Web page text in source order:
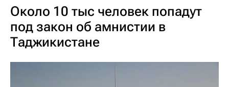
Около 10 тыс человек попадут
под закон об амнистии в
Таджикистане